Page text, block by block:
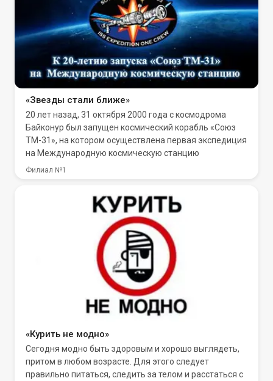
«Звезды стали ближе»
20 лет назад, 31 октября 2000 года с космодрома
Байконур был запущен космический корабль «Союз
ТМ-31», на котором осуществлена первая экспедиция
на Международную космическую станцию
Филиал №1
«Курить не модно»
Сегодня модно быть здоровым и хорошо выглядеть,
притом в любом возрасте. Для этого следует
правильно питаться, следить за телом и расстаться с